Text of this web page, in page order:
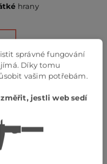
hrany
hrany
správné fungování
Díky tomu
vašim potřebám.
jestli web sedí